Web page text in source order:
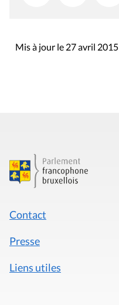
Mis à jour le 27 avril 2015
Contact
Presse
Liens utiles